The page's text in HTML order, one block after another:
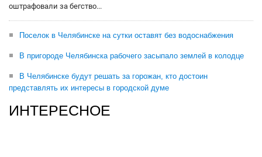
оштрафовали за бегство...
Поселок в Челябинске на сутки оставят без водоснабжения
В пригороде Челябинска рабочего засыпало землей в колодце
В Челябинске будут решать за горожан, кто достоин
представлять их интересы в городской думе
ИНТЕРЕСНОЕ